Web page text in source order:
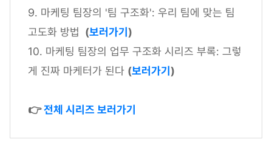
9. 마케팅 팀장의 '팀 구조화': 우리 팀에 맞는 팀
고도화 방법 (보러가기)
10. 마케팅 팀장의 업무 구조화 시리즈 부록: 그렇
게 진짜 마케터가 된다 (보러가기)
👉전체 시리즈 보러가기